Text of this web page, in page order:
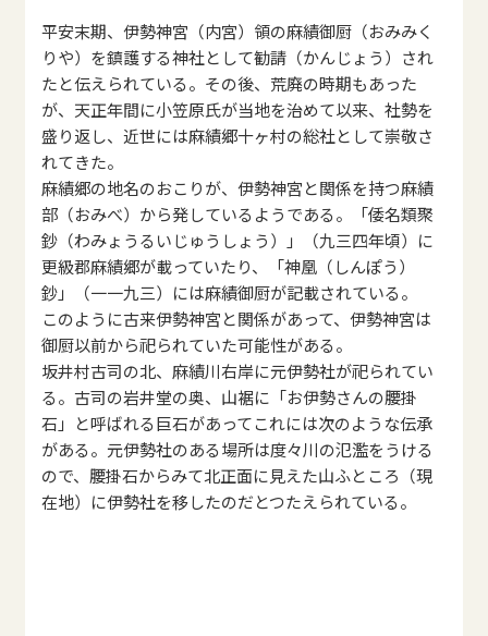
平安末期、伊勢神宮（内宮）領の麻績御厨（おみみく
りや）を鎮護する神社として勧請（かんじょう）され
たと伝えられている。その後、荒廃の時期もあった
が、天正年間に小笠原氏が当地を治めて以来、社勢を
盛り返し、近世には麻績郷十ヶ村の総社として崇敬さ
れてきた。
麻績郷の地名のおこりが、伊勢神宮と関係を持つ麻績
部（おみべ）から発しているようである。「倭名類聚
鈔（わみょうるいじゅうしょう）」（九三四年頃）に
更級郡麻績郷が載っていたり、「神凰（しんぽう）
鈔」（一一九三）には麻績御厨が記載されている。
このように古来伊勢神宮と関係があって、伊勢神宮は
御厨以前から祀られていた可能性がある。
坂井村古司の北、麻績川右岸に元伊勢社が祀られてい
る。古司の岩井堂の奥、山裾に「お伊勢さんの腰掛
石」と呼ばれる巨石があってこれには次のような伝承
がある。元伊勢社のある場所は度々川の氾濫をうける
ので、腰掛石からみて北正面に見えた山ふところ（現
在地）に伊勢社を移したのだとつたえられている。